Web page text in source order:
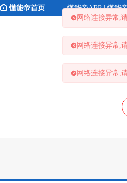
懂能帝首页 懂能帝APP | 懂能
网络连接异常,
网络连接异常,
网络连接异常,